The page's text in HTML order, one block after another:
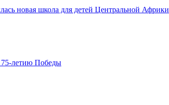
новая школа для детей Центральной Африки
75-летию Победы